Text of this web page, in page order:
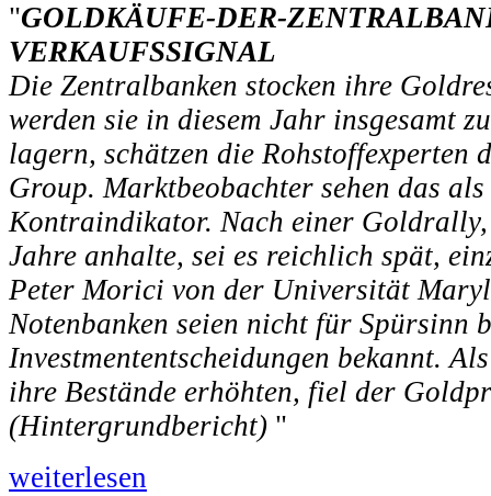
"GOLDKÄUFE-DER-
VERKAUFSSIGNAL
Die Zentralbanken stocken ihre
werden sie in diesem Jahr insgesamt
lagern, schätzen die Rohstoffexperten
Group. Marktbeobachter sehen das
Kontraindikator. Nach einer
Jahre anhalte, sei es reichlich spät,
Peter Morici von der Universität
Notenbanken seien nicht für Spürsinn
Investmententscheidungen bekannt.
ihre Bestände erhöhten, fiel der
(Hintergrundbericht) "
weiterlesen